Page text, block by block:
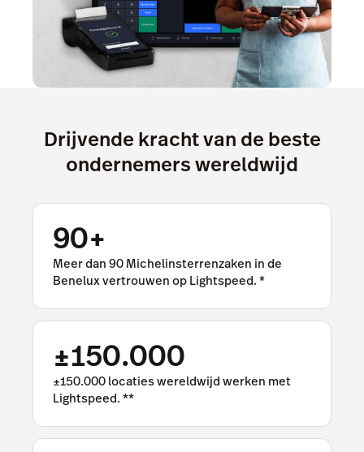
Multi-locatie
Drijvende kracht van de beste
ondernemers wereldwijd
90+
Meer dan 90 Michelinsterrenzaken in de
Benelux vertrouwen op Lightspeed.*
±150.000
±150.000 locaties wereldwijd werken met
Lightspeed.**